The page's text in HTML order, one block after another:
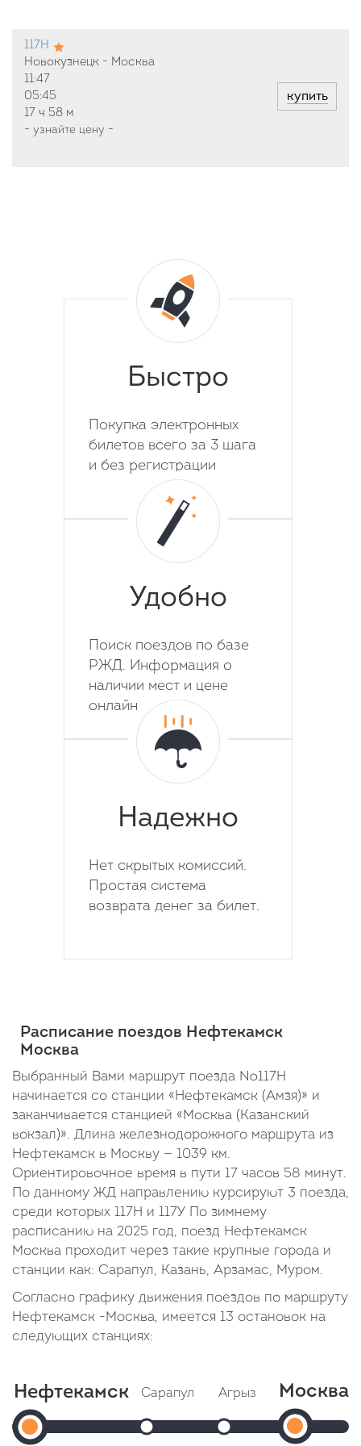
117Н
Новокузнецк - Москва
11:47
05:45
17 ч 58 м
- узнайте цену -
купить
Быстро
Покупка электронных
билетов всего за 3 шага
и без регистрации
Удобно
Поиск поездов по базе
РЖД. Информация о
наличии мест и цене
онлайн
Надежно
Нет скрытых комиссий.
Простая система
возврата денег за билет.
Расписание поездов Нефтекамск
Москва
Выбранный Вами маршрут поезда №117Н
начинается со станции «Нефтекамск (Амзя)» и
заканчивается станцией «Москва (Казанский
вокзал)». Длина железнодорожного маршрута из
Нефтекамск в Москву — 1039 км.
Ориентировочное время в пути 17 часов 58 минут.
По данному ЖД направлению курсируют 3 поезда,
среди которых 117Н и 117У По зимнему
расписанию на 2025 год, поезд Нефтекамск
Москва проходит через такие крупные города и
станции как: Сарапул, Казань, Арзамас, Муром.
Согласно графику движения поездов по маршруту
Нефтекамск -Москва, имеется 13 остановок на
следующих станциях:
Нефтекамск
Нефтекамск
Сарапул
Прибытие: 10:33
Агрыз
Прибытие: 11:27
Можга
Москва